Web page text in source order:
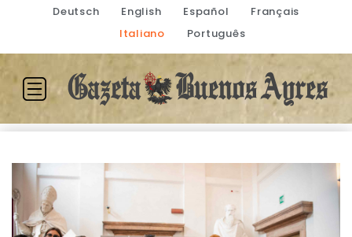
Deutsch English Español
Français
Italiano
Português